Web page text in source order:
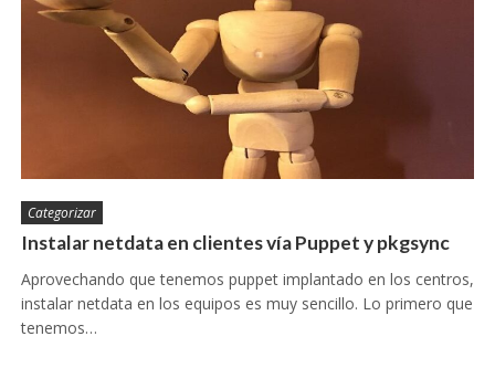
Categorizar
Instalar netdata en clientes vía Puppet y pkgsync
Aprovechando que tenemos puppet implantado en los centros,
instalar netdata en los equipos es muy sencillo. Lo primero que
tenemos…